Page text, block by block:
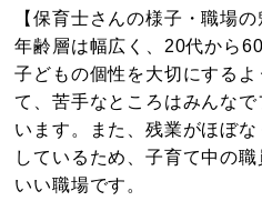
【保育士さんの様子・職場の
年齢層は幅広く、20代から
子どもの個性を大切にする
て、苦手なところはみんな
います。また、残業がほぼ
しているため、子育て中の
いい職場です。